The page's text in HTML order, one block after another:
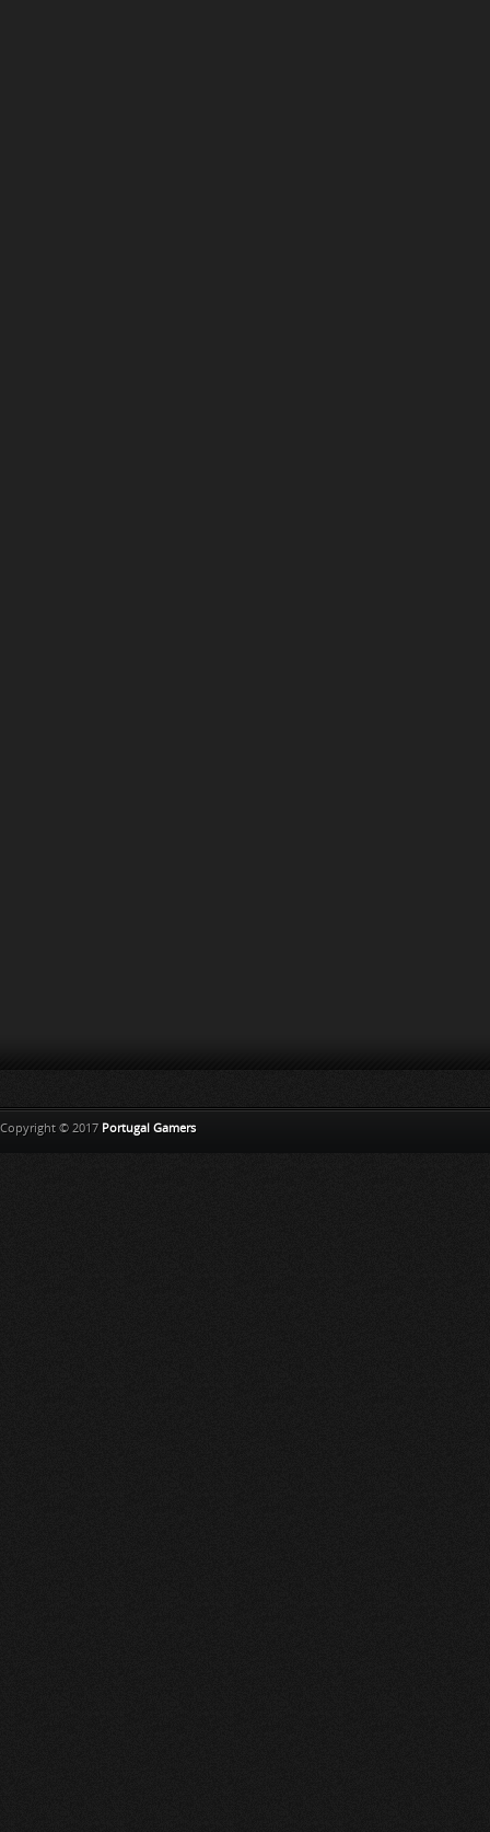
Copyright © 2017 Portugal Gamers